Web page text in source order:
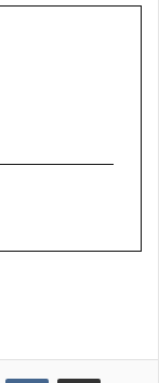
VKontakteShare via Email